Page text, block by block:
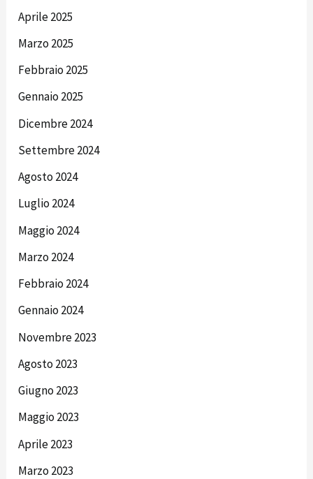
Aprile 2025
Marzo 2025
Febbraio 2025
Gennaio 2025
Dicembre 2024
Settembre 2024
Agosto 2024
Luglio 2024
Maggio 2024
Marzo 2024
Febbraio 2024
Gennaio 2024
Novembre 2023
Agosto 2023
Giugno 2023
Maggio 2023
Aprile 2023
Marzo 2023